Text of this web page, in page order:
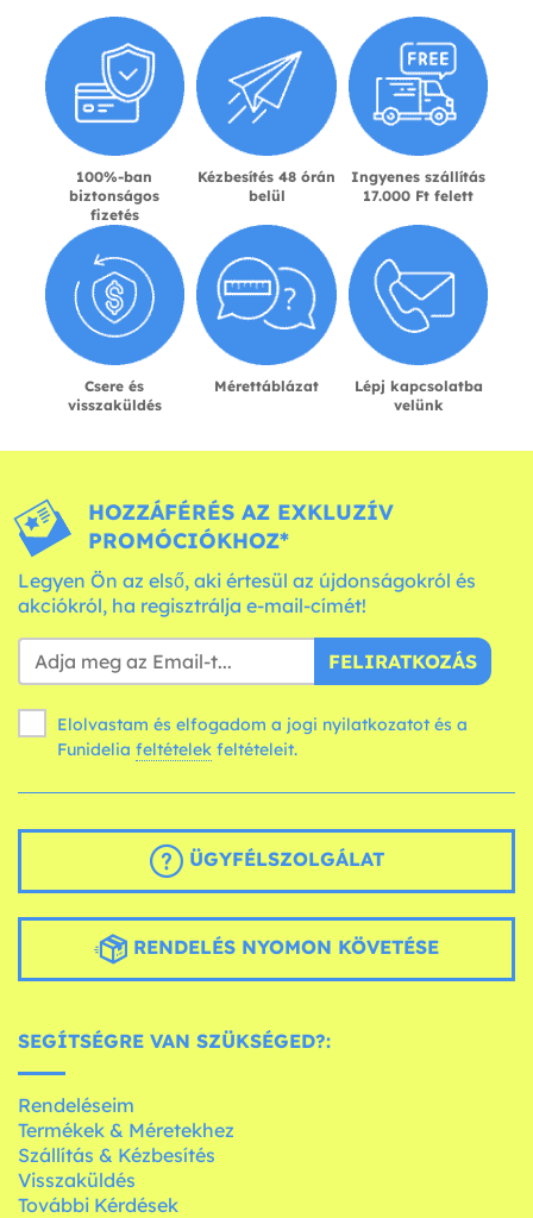
100%-ban
biztonságos
fizetés
Kézbesítés 48 órán
belül
Ingyenes szállítás
17.000 Ft felett
Csere és
visszaküldés
Mérettáblázat
Lépj kapcsolatba
velünk
HOZZÁFÉRÉS AZ EXKLUZÍV
PROMÓCIÓKHOZ*
Legyen Ön az első, aki értesül az újdonságokról és
akciókról, ha regisztrálja e-mail-címét!
FELIRATKOZÁS
Elolvastam és elfogadom a jogi nyilatkozatot és a
Funidelia feltételek feltételeit.
ÜGYFÉLSZOLGÁLAT
RENDELÉS NYOMON KÖVETÉSE
SEGÍTSÉGRE VAN SZÜKSÉGED?:
Rendeléseim
Termékek & Méretekhez
Szállítás & Kézbesítés
Visszaküldés
További Kérdések